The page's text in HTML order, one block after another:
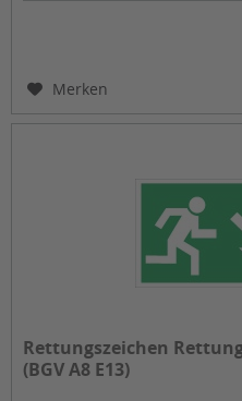
Merken
Rettungszeichen
(BGV A8 E13)